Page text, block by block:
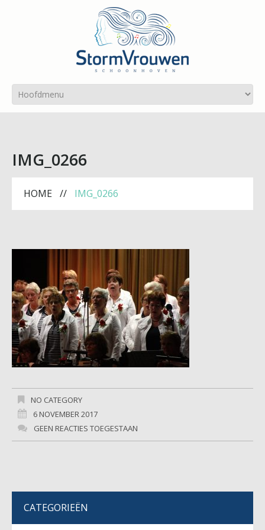
IMG_0266
HOME IMG_0266
NO CATEGORY
6 NOVEMBER 2017
GEEN REACTIES TOEGESTAAN
CATEGORIEËN